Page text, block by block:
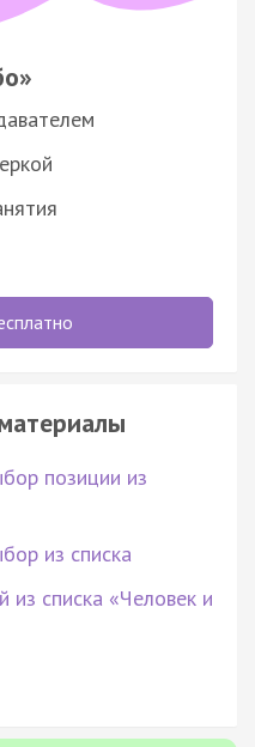
позиции из
из списка
списка «Человек и